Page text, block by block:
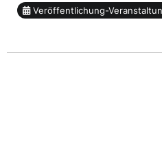
und Unterstützung
Veröffentlichung-